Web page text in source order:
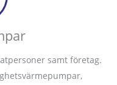
samt företag.